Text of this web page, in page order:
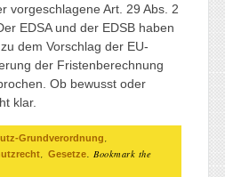
vorgeschlagene Art. 29 Abs. 2
EDSA und der EDSB haben
dem Vorschlag der EU-
der Fristenberechnung
Ob bewusst oder
klar.
Grundverordnung,
, Gesetze. Bookmark the